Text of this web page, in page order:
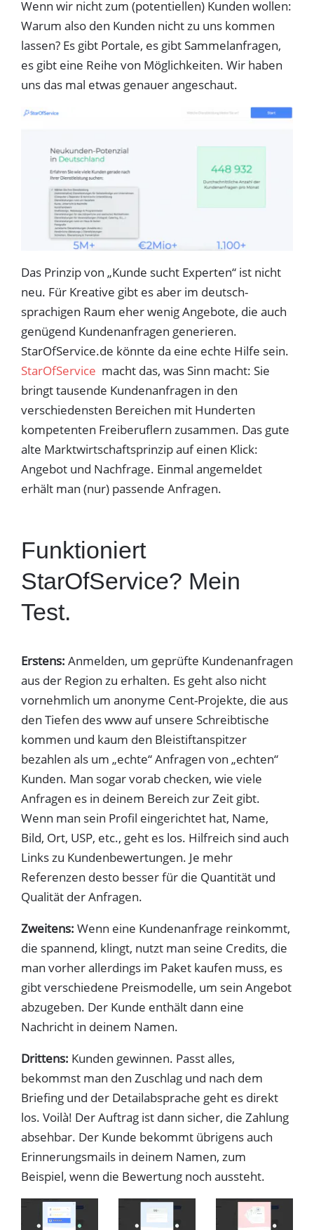
Wenn wir nicht zum (potentiellen) Kunden wollen:
Warum also den Kunden nicht zu uns kommen
lassen? Es gibt Portale, es gibt Sammelanfragen,
es gibt eine Reihe von Möglichkeiten. Wir haben
uns das mal etwas genauer angeschaut.
Das Prinzip von „Kunde sucht Experten“ ist nicht
neu. Für Kreative gibt es aber im deutsch-
sprachigen Raum eher wenig Angebote, die auch
genügend Kundenanfragen generieren.
StarOfService.de könnte da eine echte Hilfe sein.
StarOfService macht das, was Sinn macht: Sie
bringt tausende Kundenanfragen in den
verschiedensten Bereichen mit Hunderten
kompetenten Freiberuflern zusammen. Das gute
alte Marktwirtschaftsprinzip auf einen Klick:
Angebot und Nachfrage. Einmal angemeldet
erhält man (nur) passende Anfragen.
Funktioniert
StarOfService? Mein
Test.
Erstens: Anmelden, um geprüfte Kundenanfragen
aus der Region zu erhalten. Es geht also nicht
vornehmlich um anonyme Cent-Projekte, die aus
den Tiefen des www auf unsere Schreibtische
kommen und kaum den Bleistiftanspitzer
bezahlen als um „echte“ Anfragen von „echten“
Kunden. Man sogar vorab checken, wie viele
Anfragen es in deinem Bereich zur Zeit gibt.
Wenn man sein Profil eingerichtet hat, Name,
Bild, Ort, USP, etc., geht es los. Hilfreich sind auch
Links zu Kundenbewertungen. Je mehr
Referenzen desto besser für die Quantität und
Qualität der Anfragen.
Zweitens: Wenn eine Kundenanfrage reinkommt,
die spannend, klingt, nutzt man seine Credits, die
man vorher allerdings im Paket kaufen muss, es
gibt verschiedene Preismodelle, um sein Angebot
abzugeben. Der Kunde enthält dann eine
Nachricht in deinem Namen.
Drittens: Kunden gewinnen. Passt alles,
bekommst man den Zuschlag und nach dem
Briefing und der Detailabsprache geht es direkt
los. Voilà! Der Auftrag ist dann sicher, die Zahlung
absehbar. Der Kunde bekommt übrigens auch
Erinnerungsmails in deinem Namen, zum
Beispiel, wenn die Bewertung noch aussteht.